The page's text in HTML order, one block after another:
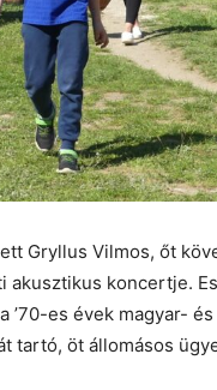
Gryllus Vilmos, őt
akusztikus koncertje.
’70-es évek magyar-
tartó, öt állomásos